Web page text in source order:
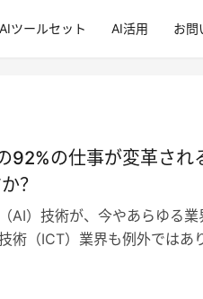
AIツールセット AI活用 お問
92%の仕事が変革され
？
AI）技術が、今やあらゆる
術（ICT）業界も例外ではあ